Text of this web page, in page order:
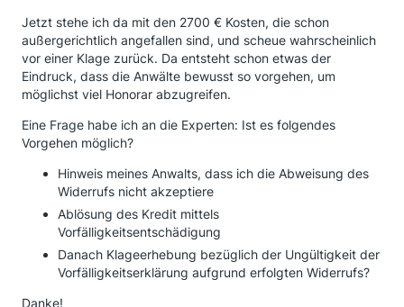
ist? Für mich persönlich leider Böhmische Dörfer.
Anwalt "2" ist - so wie ich das Beurteile mit seinem
"außergerichtlichen" Latein wohl am Ende.
Ich bin zwischenzeitlich etwas verunsichert, da 2
unabhängige Fachanwälte sehr überzeugend die
muss, wie zurückgerudert wird.
Ich habe die Unterlagen zwischenzeitlich an
Maximum IUS gesendet. Auch hier die Zusage der
Übernahme meines Mandates.
die Kosten - 25 % des Erfolgs + Mwst. - beziehen sich
ja nur auf eine außergerichtliche Einigung.
Zu dieser ist jedoch die Bank nicht bereit. Im Falle
eines gerichtlichen Rechtsstreits ist das Honor
"Verhandlungssache".
Jetzt stehe ich da mit den 2700 € Kosten, die schon
außergerichtlich angefallen sind, und scheue wahrscheinlich
vor einer Klage zurück. Da entsteht schon etwas der
Eindruck, dass die Anwälte bewusst so vorgehen, um
möglichst viel Honorar abzugreifen.
Eine Frage habe ich an die Experten: Ist es folgendes
Vorgehen möglich?
Hinweis meines Anwalts, dass ich die Abweisung des
Widerrufs nicht akzeptiere
Ablösung des Kredit mittels
Vorfälligkeitsentschädigung
Danach Klageerhebung bezüglich der Ungültigkeit der
Vorfälligkeitserklärung aufgrund erfolgten Widerrufs?
Danke!